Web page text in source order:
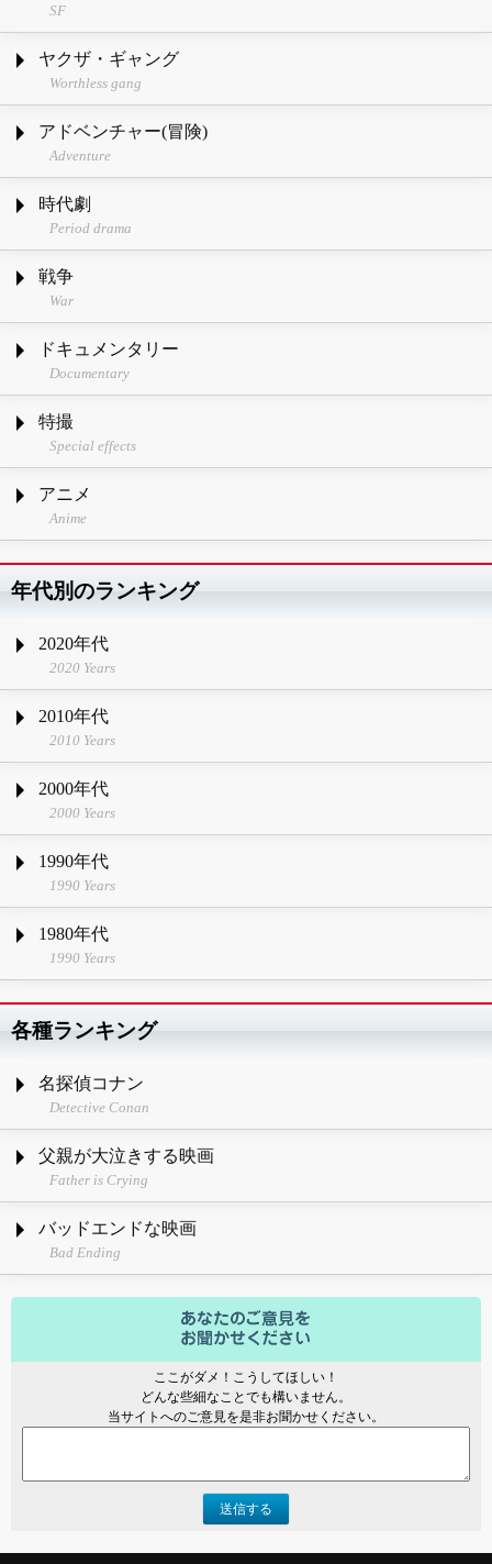
SF
ヤクザ・ギャング
Worthless gang
アドベンチャー(冒険)
Adventure
時代劇
Period drama
戦争
War
ドキュメンタリー
Documentary
特撮
Special effects
アニメ
Anime
年代別のランキング
2020年代
2020 Years
2010年代
2010 Years
2000年代
2000 Years
1990年代
1990 Years
1980年代
1990 Years
各種ランキング
名探偵コナン
Detective Conan
父親が大泣きする映画
Father is Crying
バッドエンドな映画
Bad Ending
ここがダメ！こうしてほしい！
どんな些細なことでも構いません。
当サイトへのご意見を是非お聞かせください。
送信する